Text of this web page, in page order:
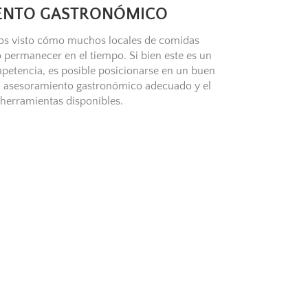
GASTRONÓMICO
visto cómo muchos locales de comidas
en el tiempo. Si bien este es un
es posible posicionarse en un buen
gastronómico adecuado y el
disponibles.